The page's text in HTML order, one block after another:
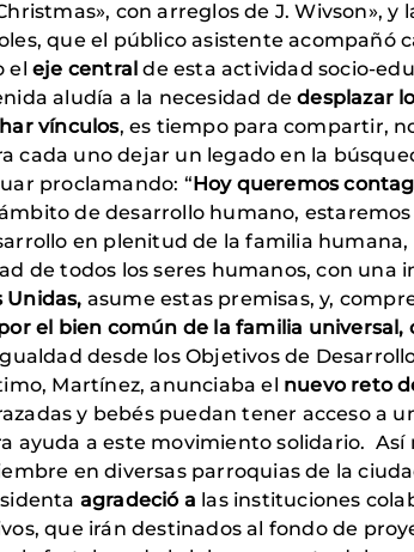
con arreglos de J. Wivson»,
que el público asistente acompañó
el eje central de esta actividad socio-
aludía a la necesidad de desplazar
vínculos, es tiempo para compartir,
cada uno dejar un legado en la
proclamando: “Hoy queremos
de desarrollo humano,
en plenitud de la familia
de todos los seres humanos, con una
Unidas, asume estas premisas, y,
el bien común de la familia
desde los Objetivos de Desarrollo
Martínez, anunciaba el nuevo reto
y bebés puedan tener acceso a
ayuda a este movimiento solidario. Así
en diversas parroquias de la
agradeció a las instituciones
que irán destinados al fondo de